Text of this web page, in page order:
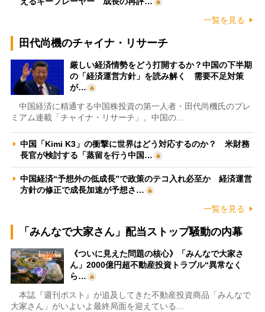
一覧を見る
田代尚機のチャイナ・リサーチ
厳しい経済情勢をどう打開するか？中国の下半期
の「経済運営方針」を読み解く 需要不足対策
が…
中国経済に精通する中国株投資の第一人者・田代尚機氏のプレ
ミアム連載「チャイナ・リサーチ」。中国の…
中国「Kimi K3」の衝撃に世界はどう対応するのか？ 米財務
長官が検討する「蒸留を行う中国…
中国経済“予想外の低成長”で政策のテコ入れ必至か 経済運営
方針の修正で成長加速が予想さ…
一覧を見る
「みんなで大家さん」配当ストップ騒動の内幕
《ついに見えた問題の核心》「みんなで大家さ
ん」2000億円超不動産投資トラブル“異常なく
ら…
本誌『週刊ポスト』が追及してきた不動産投資商品「みんなで
大家さん」がいよいよ最終局面を迎えている…